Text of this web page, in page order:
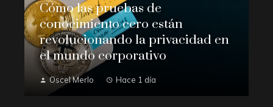
Cómo las pruebas de
conocimiento cero están
revolucionando la privacidad en
el mundo corporativo
Oscel Merlo Hace 1 día